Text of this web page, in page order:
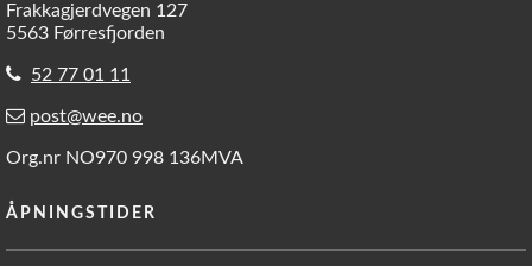
Frakkagjerdvegen 127
5563 Førresfjorden
52 77 01 11
post@wee.no
Org.nr NO970 998 136MVA
ÅPNINGSTIDER